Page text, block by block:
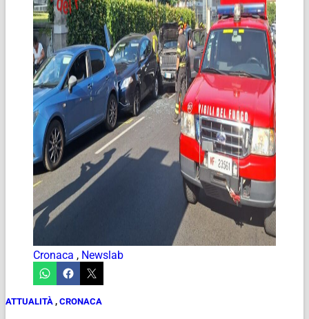
Cronaca , Newslab
ATTUALITÀ , CRONACA